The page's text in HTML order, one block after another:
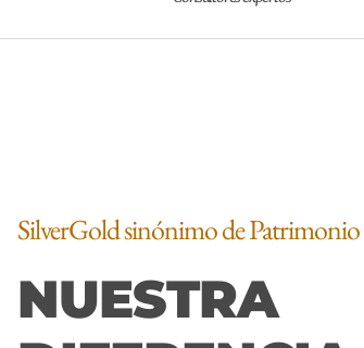
SilverGold sinónimo de
NUESTRA